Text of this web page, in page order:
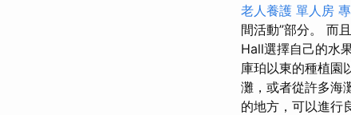
老人養護 單人房
間活動”部分。 而
Hall選擇自己的水
庫珀以東的種植園
灘，或者從許多海
的地方，可以進行